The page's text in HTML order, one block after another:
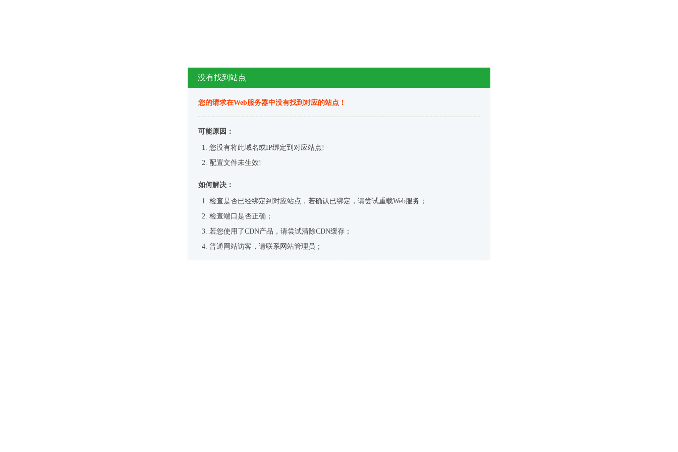
没有找到站点
您的请求在Web服务器中没有找到对应的站点！
可能原因：
您没有将此域名或IP绑定到对应站点!
配置文件未生效!
如何解决：
检查是否已经绑定到对应站点，若确认已绑定，请尝试重载Web服务；
检查端口是否正确；
若您使用了CDN产品，请尝试清除CDN缓存；
普通网站访客，请联系网站管理员；